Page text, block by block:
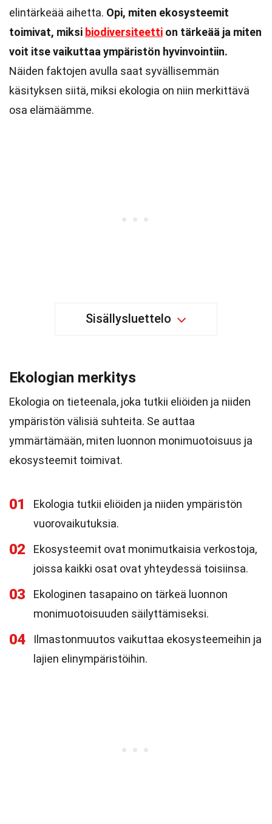
elintärkeää aihetta. Opi, miten ekosysteemit
toimivat, miksi biodiversiteetti on tärkeää ja miten
voit itse vaikuttaa ympäristön hyvinvointiin.
Näiden faktojen avulla saat syvällisemmän
käsityksen siitä, miksi ekologia on niin merkittävä
osa elämäämme.
Sisällysluettelo
Ekologian merkitys
Ekologia on tieteenala, joka tutkii eliöiden ja niiden
ympäristön välisiä suhteita. Se auttaa
ymmärtämään, miten luonnon monimuotoisuus ja
ekosysteemit toimivat.
01
Ekologia tutkii eliöiden ja niiden ympäristön
vuorovaikutuksia.
02
Ekosysteemit ovat monimutkaisia verkostoja,
joissa kaikki osat ovat yhteydessä toisiinsa.
03
Ekologinen tasapaino on tärkeä luonnon
monimuotoisuuden säilyttämiseksi.
04
Ilmastonmuutos vaikuttaa ekosysteemeihin ja
lajien elinympäristöihin.